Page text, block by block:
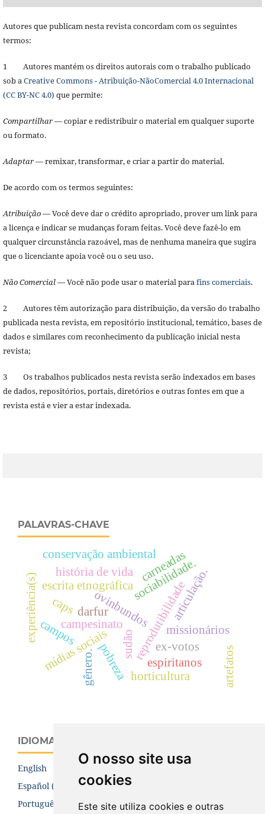
O nosso site usa
cookies
Este site utiliza cookies e outras
Autores que publicam nesta revista concordam com os seguintes
termos:
1 Autores mantém os direitos autorais com o trabalho publicado
sob aCreative Commons - Atribuição-NãoComercial 4.0 Internacional
(CC BY-NC 4.0) que permite:
Compartilhar— copiar e redistribuir o material em qualquer suporte
ou formato.
Adaptar— remixar, transformar, e criar a partir do material.
De acordo com os termos seguintes:
Atribuição— Você deve dar o crédito apropriado, prover um link para
a licença e indicar se mudanças foram feitas. Você deve fazê-lo em
qualquer circunstância razoável, mas de nenhuma maneira que sugira
que o licenciante apoia você ou o seu uso.
Não Comercial— Você não pode usar o material parafins comerciais.
2 Autores têm autorização para distribuição, da versão do trabalho
publicada nesta revista, em repositório institucional, temático, bases de
dados e similares com reconhecimento da publicação inicial nesta
revista;
3 Os trabalhos publicados nesta revista serão indexados em bases
de dados, repositórios, portais, diretórios e outras fontes em que a
revista está e vier a estar indexada.
PALAVRAS-CHAVE
mídias sociais reprodutibilidade
ovinbundos missionários
sociabilidade.
campesinato
carneadas
escrita etnográfica
ex-votos
sudão
experiência(s)
história de vida articulação.
campos
espiritanos
darfur
pobreza
gênero. horticultura
conservação ambiental
artefatos
caps
IDIOMA
English
Español (España)
Português (Brasil)